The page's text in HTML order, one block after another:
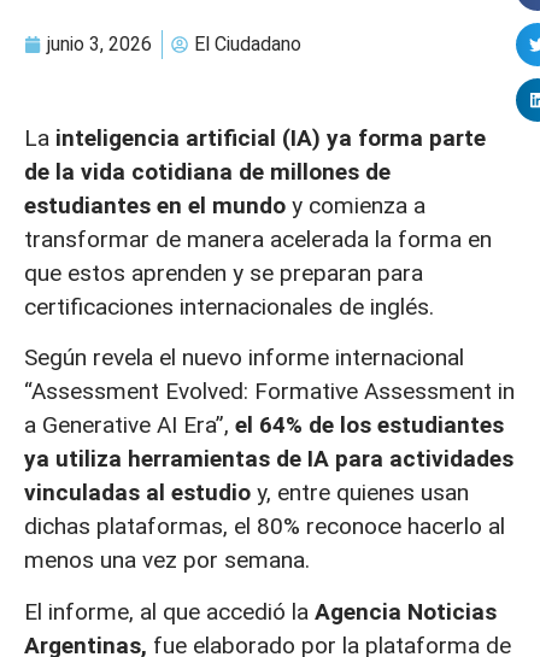
junio 3, 2026 El Ciudadano
La inteligencia artificial (IA) ya forma parte
de la vida cotidiana de millones de
estudiantes en el mundo y comienza a
transformar de manera acelerada la forma en
que estos aprenden y se preparan para
certificaciones internacionales de inglés.
Según revela el nuevo informe internacional
“Assessment Evolved: Formative Assessment in
a Generative AI Era”, el 64% de los estudiantes
ya utiliza herramientas de IA para actividades
vinculadas al estudio y, entre quienes usan
dichas plataformas, el 80% reconoce hacerlo al
menos una vez por semana.
El informe, al que accedió la Agencia Noticias
Argentinas, fue elaborado por la plataforma de